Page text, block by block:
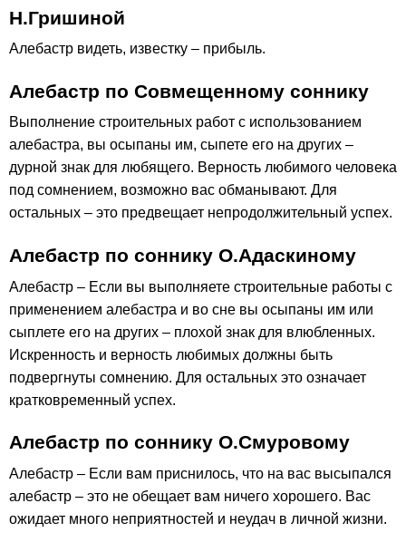
Н.Гришиной
Алебастр видеть, известку – прибыль.
Алебастр по Совмещенному соннику
Выполнение строительных работ с использованием
алебастра, вы осыпаны им, сыпете его на других –
дурной знак для любящего. Верность любимого человека
под сомнением, возможно вас обманывают. Для
остальных – это предвещает непродолжительный успех.
Алебастр по соннику О.Адаскиному
Алебастр – Если вы выполняете строительные работы с
применением алебастра и во сне вы осыпаны им или
сыплете его на других – плохой знак для влюбленных.
Искренность и верность любимых должны быть
подвергнуты сомнению. Для остальных это означает
кратковременный успех.
Алебастр по соннику О.Смуровому
Алебастр – Если вам приснилось, что на вас высыпался
алебастр – это не обещает вам ничего хорошего. Вас
ожидает много неприятностей и неудач в личной жизни.